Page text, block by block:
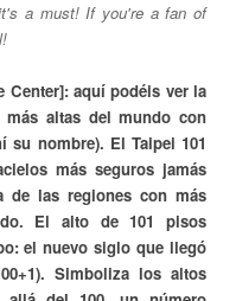
a must! If you're a fan of
Center]: aquí podéis ver la
altas del mundo con
su nombre). El Taipei 101
más seguros jamás
de las regiones con más
El alto de 101 pisos
el nuevo siglo que llegó
Simboliza los altos